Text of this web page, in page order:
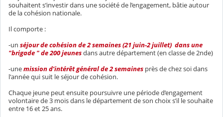
souhaitent s’investir dans une société de l’engagement, bâtie autour
de la cohésion nationale.
Il comporte :
-un séjour de cohésion de 2 semaines (21 juin-2 juillet) dans une
"brigade " de 200 jeunesdans autre département (en classe de 2nde)
-unemission d’intérêt général de 2 semaines près de chez soi dans
l'année qui suit le séjour de cohésion.
Chaque jeune peut ensuite poursuivre une période d’engagement
volontaire de 3 mois dans le département de son choix s’il le souhaite
entre 16 et 25 ans.